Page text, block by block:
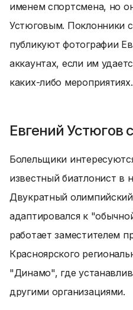
именем спортсмена, но
Устюговым. Поклонники
публикуют фотографии
аккаунтах, если им
каких-либо мероприятиях.
Евгений Устюгов
Болельщики
известный биатлонист в
Двукратный
адаптировался к
работает заместителем
Красноярского
"Динамо", где
другими организациями.